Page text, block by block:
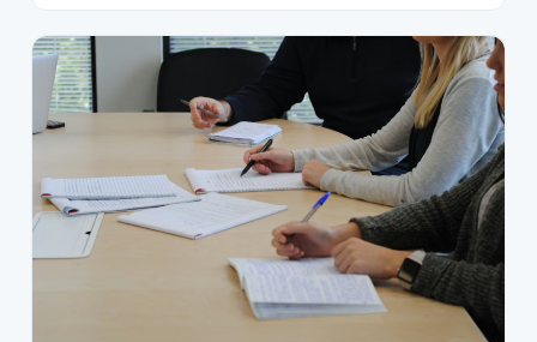
Aspectos
transparência
na
estruturação